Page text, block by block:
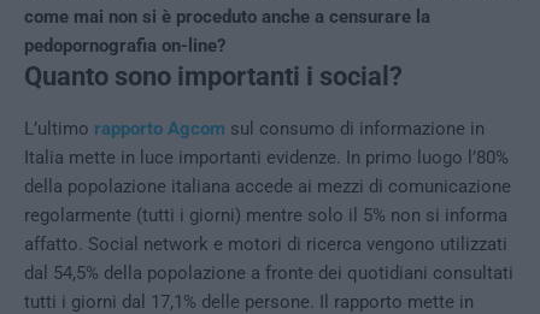
come mai non si è proceduto anche a censurare la
pedopornografia on-line?
Quanto sono importanti i social?
L’ultimo rapporto Agcom sul consumo di informazione in
Italia mette in luce importanti evidenze. In primo luogo l’80%
della popolazione italiana accede ai mezzi di comunicazione
regolarmente (tutti i giorni) mentre solo il 5% non si informa
affatto. Social network e motori di ricerca vengono utilizzati
dal 54,5% della popolazione a fronte dei quotidiani consultati
tutti i giorni dal 17,1% delle persone. Il rapporto mette in